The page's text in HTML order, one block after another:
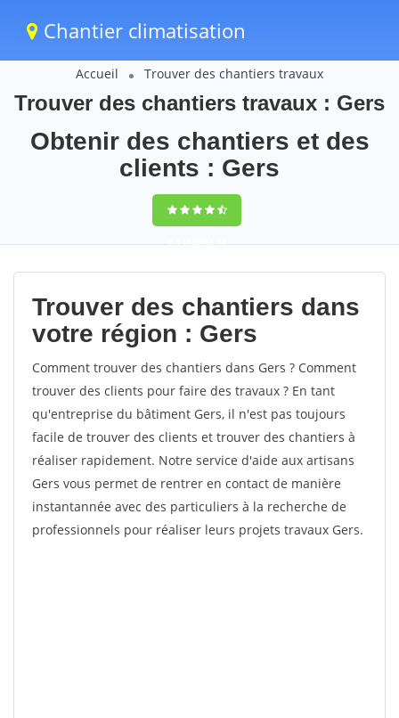
Chantier climatisation
Accueil Trouver des chantiers travaux
Trouver des chantiers travaux : Gers
Obtenir des chantiers et des
clients : Gers
9,5(100%)74
votes
Trouver des chantiers dans
votre région : Gers
Comment trouver des chantiers dans Gers ? Comment
trouver des clients pour faire des travaux ? En tant
qu'entreprise du bâtiment Gers, il n'est pas toujours
facile de trouver des clients et trouver des chantiers à
réaliser rapidement. Notre service d'aide aux artisans
Gers vous permet de rentrer en contact de manière
instantannée avec des particuliers à la recherche de
professionnels pour réaliser leurs projets travaux Gers.